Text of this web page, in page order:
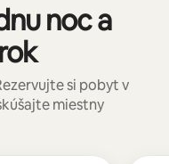
noc a
si pobyt v
miestny